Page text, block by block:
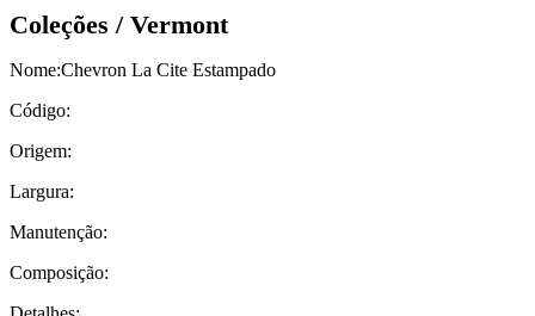
Coleções / Vermont
Nome:Chevron La Cite Estampado
Código:
Origem:
Largura:
Manutenção:
Composição: